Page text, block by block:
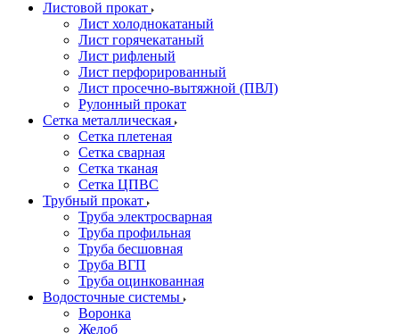
Листовой прокат
Лист холоднокатаный
Лист горячекатаный
Лист рифленый
Лист перфорированный
Лист просечно-вытяжной (ПВЛ)
Рулонный прокат
Сетка металлическая
Сетка плетеная
Сетка сварная
Сетка тканая
Сетка ЦПВС
Трубный прокат
Труба электросварная
Труба профильная
Труба бесшовная
Труба ВГП
Труба оцинкованная
Водосточные системы
Воронка
Желоб